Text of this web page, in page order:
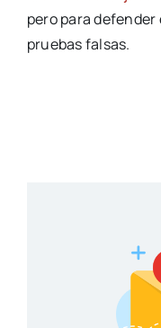
pero para
pruebas falsas.